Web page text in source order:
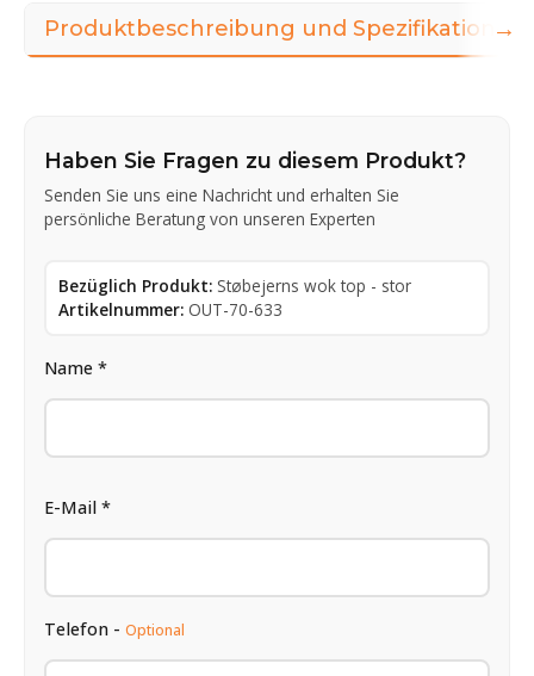
Produktbeschreibung und Spezifikationen
Haben Sie Fragen zu diesem Produkt?
Senden Sie uns eine Nachricht und erhalten Sie
persönliche Beratung von unseren Experten
Bezüglich Produkt: Støbejerns wok top - stor
Artikelnummer: OUT-70-633
Name *
E-Mail *
Telefon - Optional
→